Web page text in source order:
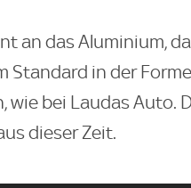
an das Aluminium,
in der
bei Laudas Auto.
dieser Zeit.